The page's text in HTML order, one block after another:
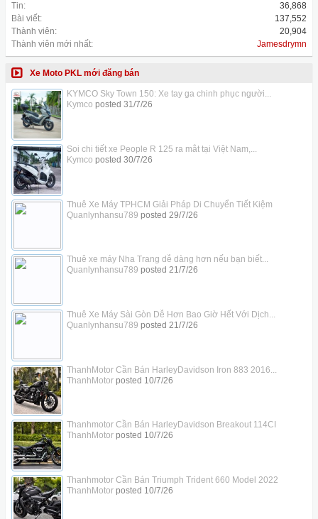
Tin:
36,868
Bài viết:
137,552
Thành viên:
20,904
Thành viên mới nhất:
Jamesdrymn
Xe Moto PKL mới đăng bán
KYMCO Sky Town 150: Xe tay ga chinh phục người...
Kymco posted 31/7/26
Soi chi tiết xe People R 125 ra mắt tại Việt Nam,...
Kymco posted 30/7/26
Thuê Xe Máy TPHCM Giải Pháp Di Chuyển Tiết Kiệm
Quanlynhansu789 posted 29/7/26
Thuê xe máy Nha Trang dễ dàng hơn nếu bạn biết...
Quanlynhansu789 posted 21/7/26
Thuê Xe Máy Sài Gòn Dễ Hơn Bao Giờ Hết Với Dịch...
Quanlynhansu789 posted 21/7/26
ThanhMotor Cần Bán HarleyDavidson Iron 883 2016...
ThanhMotorposted 10/7/26
Thanhmotor Cần Bán HarleyDavidson Breakout 114CI
ThanhMotorposted 10/7/26
Thanhmotor Cần Bán Triumph Trident 660 Model 2022
ThanhMotorposted 10/7/26